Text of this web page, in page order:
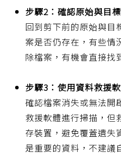
步驟2：確認原始與目
回到剪下前的原始與目
案是否仍存在，有些情
除檔案，有機會直接找
步驟3：使用資料救援
確認檔案消失或無法開
救援軟體進行掃描，但
存裝置，避免覆蓋遺失
是重要的資料，不建議